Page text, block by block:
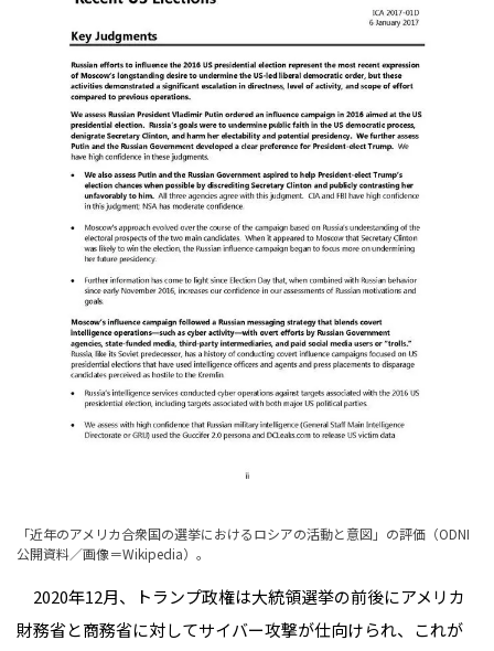
「近年のアメリカ合衆国の選挙におけるロシアの活動と意図」の評価（ODNI
公開資料／画像＝Wikipedia）。
2020年12月、トランプ政権は大統領選挙の前後にアメリカ
財務省と商務省に対してサイバー攻撃が仕向けられ、これが